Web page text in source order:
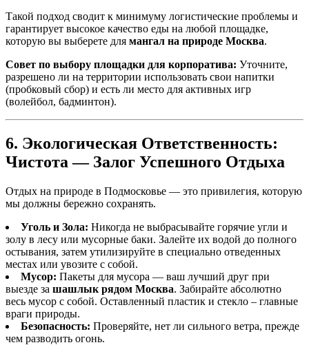
Такой подход сводит к минимуму логистические проблемы и
гарантирует высокое качество еды на любой площадке,
которую вы выберете для мангал на природе Москва.
Совет по выбору площадки для корпоратива: Уточните,
разрешено ли на территории использовать свои напитки
(пробковый сбор) и есть ли место для активных игр
(волейбол, бадминтон).
6. Экологическая Ответственность:
Чистота — Залог Успешного Отдыха
Отдых на природе в Подмосковье — это привилегия, которую
мы должны бережно сохранять.
Уголь и Зола: Никогда не выбрасывайте горячие угли и
золу в лесу или мусорные баки. Залейте их водой до полного
остывания, затем утилизируйте в специально отведенных
местах или увозите с собой.
Мусор: Пакеты для мусора — ваш лучший друг при
выезде за шашлык рядом Москва. Забирайте абсолютно
весь мусор с собой. Оставленный пластик и стекло – главные
враги природы.
Безопасность: Проверяйте, нет ли сильного ветра, прежде
чем разводить огонь.